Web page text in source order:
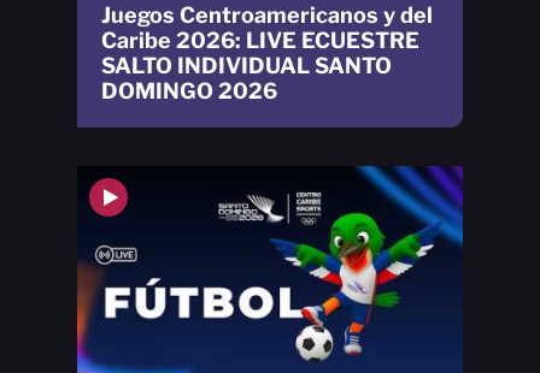
Juegos Centroamericanos y del
Caribe 2026: LIVE ECUESTRE
SALTO INDIVIDUAL SANTO
DOMINGO 2026